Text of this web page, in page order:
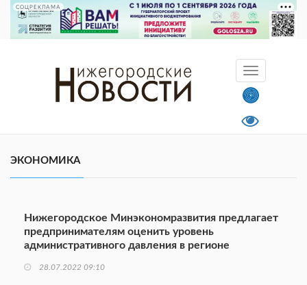
СОЦРЕКЛАМА
ЭКОНОМИКА
Нижегородское Минэкономразвития предлагает
предпринимателям оценить уровень
административного давления в регионе
28.07.2022 09:10